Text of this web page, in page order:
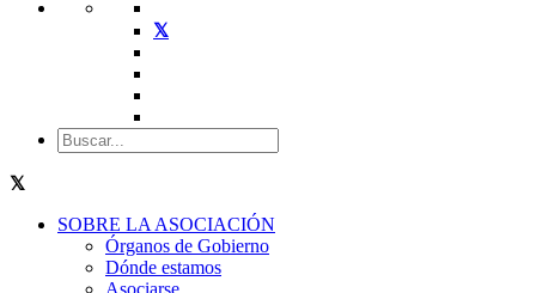
SOBRE LA ASOCIACIÓN
Órganos de Gobierno
Dónde estamos
Asociarse